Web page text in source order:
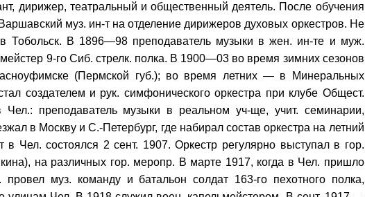
дирижер, театральный и общественный деятель. После обучения
муз. ин-т на отделение дирижеров духовых оркестров. Не
в Тобольск. В 1896—98 преподаватель музыки в жен. ин-те и муж.
9-го Сиб. стрелк. полка. В 1900—03 во время зимних сезонов
(Пермской губ.); во время летних — в Минеральных
создателем и рук. симфонического оркестра при клубе Общест.
преподаватель музыки в реальном уч-ще, учит. семинарии,
в Москву и С.-Петербург, где набирал состав оркестра на летний
Чел. состоялся 2 сент. 1907. Оркестр регулярно выступал в гор.
на различных гор. меропр. В марте 1917, когда в Чел. пришло
муз. команду и батальон солдат 163-го пехотного полка,